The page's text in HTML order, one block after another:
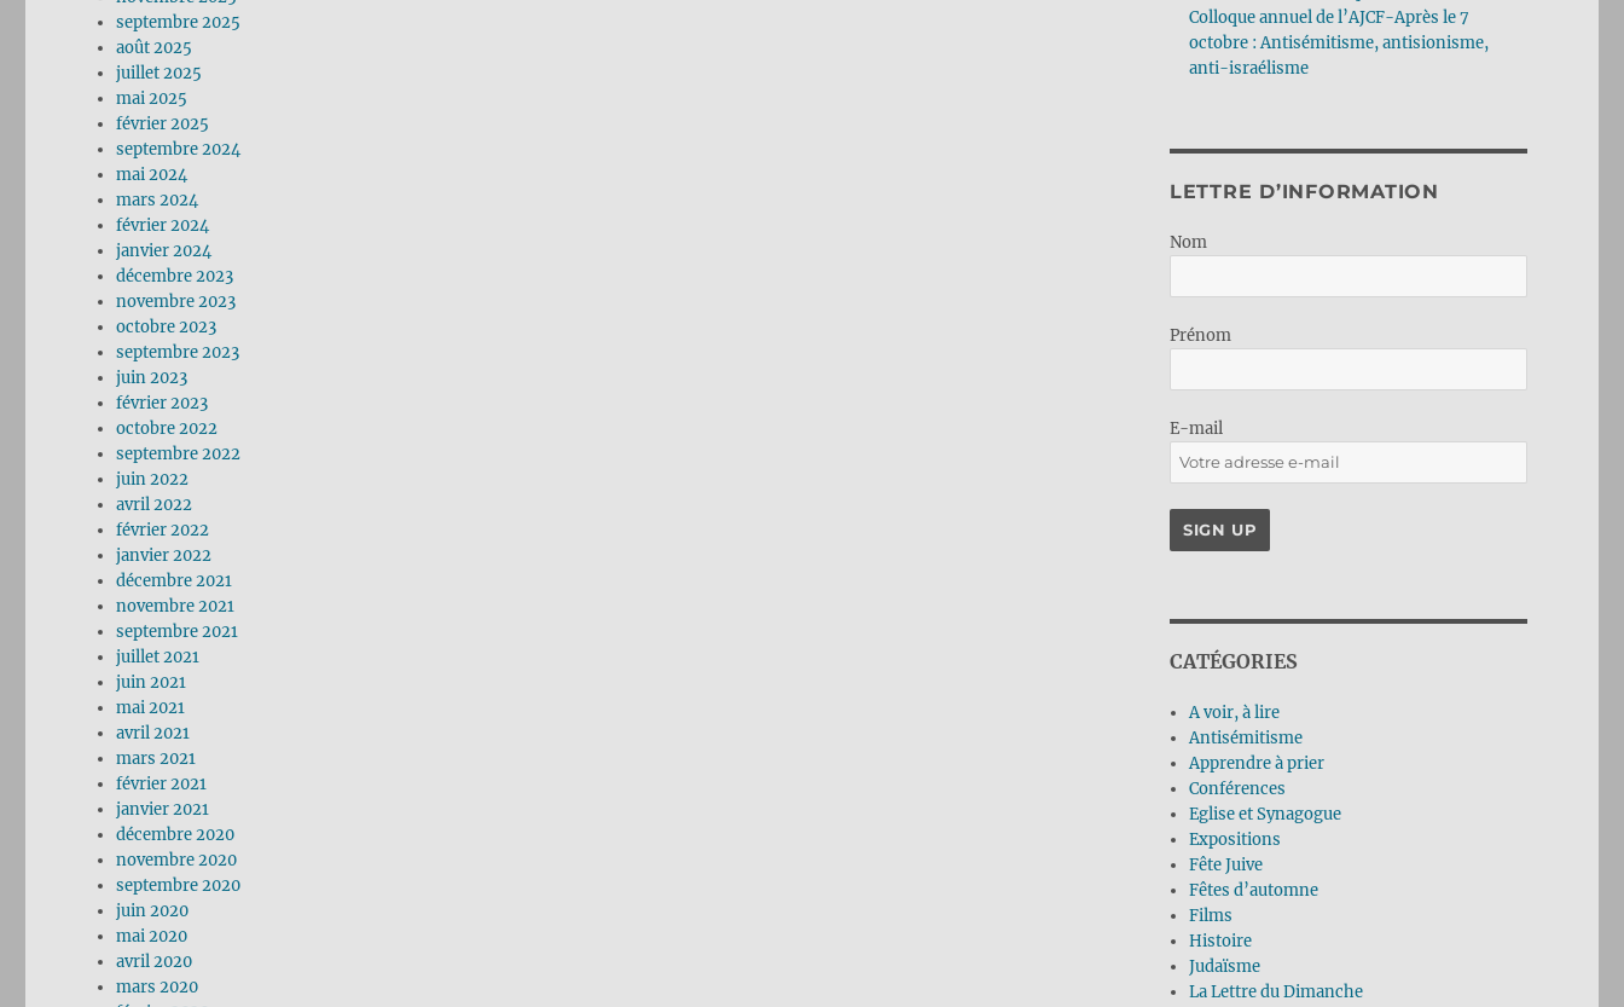
septembre 2025
août 2025
juillet 2025
mai 2025
février 2025
septembre 2024
mai 2024
mars 2024
février 2024
janvier 2024
décembre 2023
novembre 2023
octobre 2023
septembre 2023
juin 2023
février 2023
octobre 2022
septembre 2022
juin 2022
avril 2022
février 2022
janvier 2022
décembre 2021
novembre 2021
septembre 2021
juillet 2021
juin 2021
mai 2021
avril 2021
mars 2021
février 2021
janvier 2021
décembre 2020
novembre 2020
septembre 2020
juin 2020
mai 2020
avril 2020
mars 2020
Colloque annuel de l’AJCF-Après le 7
octobre : Antisémitisme, antisionisme,
anti-israélisme
LETTRE D’INFORMATION
Nom
Prénom
E-mail
CATÉGORIES
A voir, à lire
Antisémitisme
Apprendre à prier
Conférences
Eglise et Synagogue
Expositions
Fête Juive
Fêtes d’automne
Films
Histoire
Judaïsme
La Lettre du Dimanche